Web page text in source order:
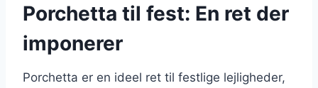
Porchetta til fest: En ret der
imponerer
Porchetta er en ideel ret til festlige lejligheder,